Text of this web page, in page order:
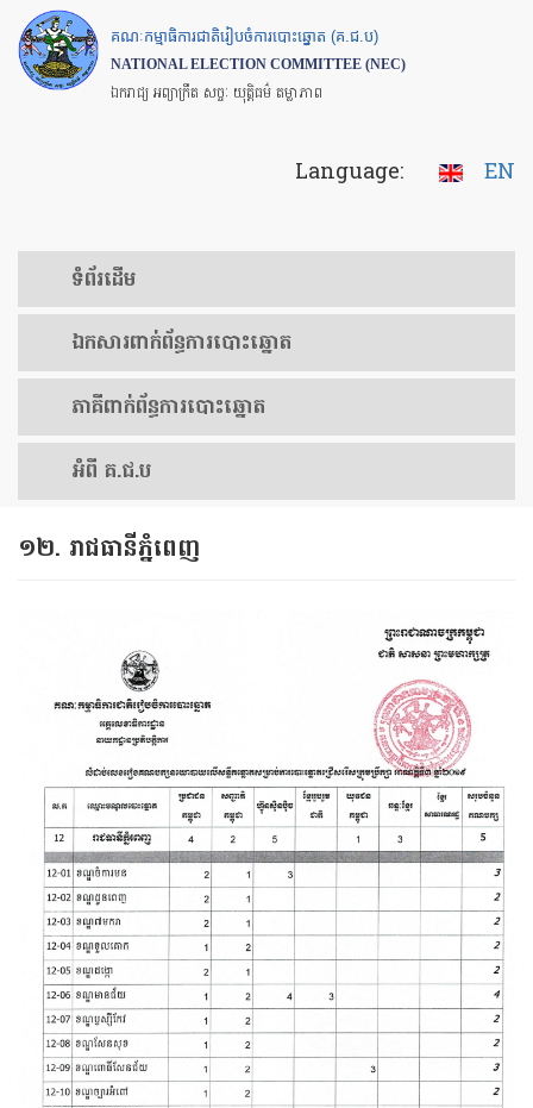
Skip
to
main
គណៈកម្មាធិការជាតិរៀបចំការបោះឆ្នោត (គ.ជ.ប)
NATIONAL ELECTION COMMITTEE (NEC)
ឯករាជ្យ អព្យាក្រឹត សច្ចៈ យុត្តិធម៌ តម្លាភាព
Language: EN
ទំព័រ​ដើម
ឯកសារ​ពាក់ព័ន្ធ​ការ​បោះឆ្នោត
​ភាគីពាក់ព័ន្ធ​​ការ​បោះឆ្នោត
អំពី គ.ជ.ប
១២. រាជធានីភ្នំពេញ